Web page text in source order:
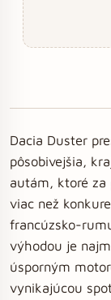
Dacia Duster
pôsobivejšia,
autám, ktoré za
viac než
francúzsko-
výhodou je
úsporným
vynikajúcou